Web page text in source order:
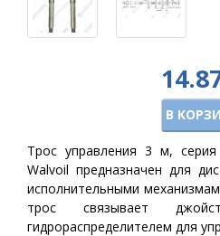
В
Трос управления 3 м, серия
Walvoil предназначен для
исполнительными
трос связывает
гидрораспределителем для